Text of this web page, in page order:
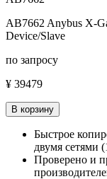
AB7662 Anybus X-
Device/Slave
по запросу
¥ 39479
В корзину
Быстрое
двумя сетями
Проверено и